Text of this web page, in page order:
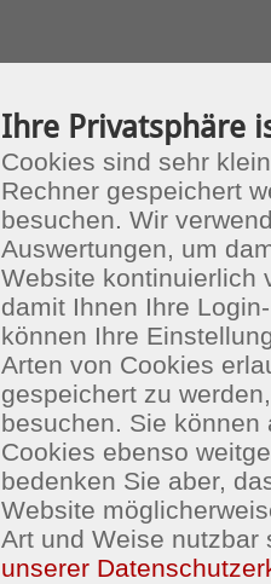
Ihre Privatsphäre
Cookies sind sehr
Rechner gespeichert
besuchen. Wir
Auswertungen, um
Website kontinuierlich
damit Ihnen Ihre
können Ihre
Arten von Cookies
gespeichert zu
besuchen. Sie
Cookies ebenso
bedenken Sie aber,
Website
Art und Weise nutzbar
unserer